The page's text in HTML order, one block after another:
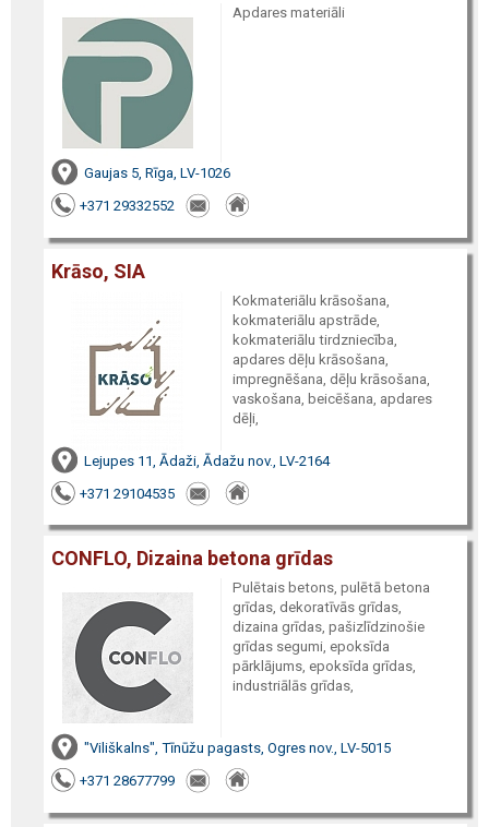
Apdares materiāli
Gaujas 5, Rīga, LV-1026
+371 29332552
Krāso, SIA
Kokmateriālu krāsošana,
kokmateriālu apstrāde,
kokmateriālu tirdzniecība,
apdares dēļu krāsošana,
impregnēšana, dēļu krāsošana,
vaskošana, beicēšana, apdares
dēļi,
Lejupes 11, Ādaži, Ādažu nov., LV-2164
+371 29104535
CONFLO, Dizaina betona grīdas
Pulētais betons, pulētā betona
grīdas, dekoratīvās grīdas,
dizaina grīdas, pašizlīdzinošie
grīdas segumi, epoksīda
pārklājums, epoksīda grīdas,
industriālās grīdas,
"Viliškalns", Tīnūžu pagasts, Ogres nov., LV-5015
+371 28677799